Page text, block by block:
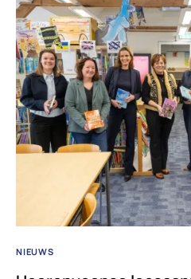
NIEUWS